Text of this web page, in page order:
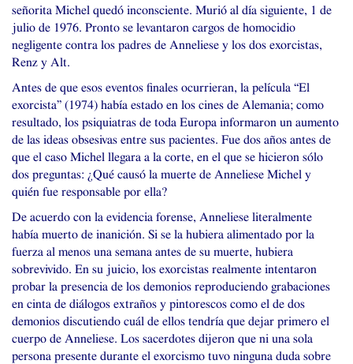
señorita Michel quedó inconsciente. Murió al día siguiente, 1 de
julio de 1976. Pronto se levantaron cargos de homocidio
negligente contra los padres de Anneliese y los dos exorcistas,
Renz y Alt.
Antes de que esos eventos finales ocurrieran, la película “El
exorcista” (1974) había estado en los cines de Alemania; como
resultado, los psiquiatras de toda Europa informaron un aumento
de las ideas obsesivas entre sus pacientes. Fue dos años antes de
que el caso Michel llegara a la corte, en el que se hicieron sólo
dos preguntas: ¿Qué causó la muerte de Anneliese Michel y
quién fue responsable por ella?
De acuerdo con la evidencia forense, Anneliese literalmente
había muerto de inanición. Si se la hubiera alimentado por la
fuerza al menos una semana antes de su muerte, hubiera
sobrevivido. En su juicio, los exorcistas realmente intentaron
probar la presencia de los demonios reproduciendo grabaciones
en cinta de diálogos extraños y pintorescos como el de dos
demonios discutiendo cuál de ellos tendría que dejar primero el
cuerpo de Anneliese. Los sacerdotes dijeron que ni una sola
persona presente durante el exorcismo tuvo ninguna duda sobre